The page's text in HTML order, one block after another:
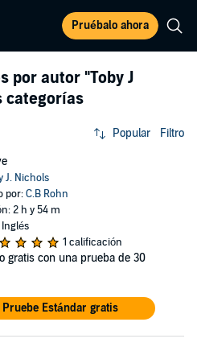
Pruébalo ahora
por autor "Toby J
categorías
Popular Filtro
J. Nichols
por:C.B Rohn
2 h y 54 m
Inglés
1 calificación
o gratis con una prueba de 30
Pruebe Estándar gratis